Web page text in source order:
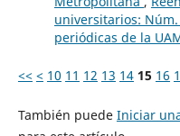
universitarios: Núm.
periódicas de la
<< < 10 11 12 13 14 15 16
También puede Iniciar